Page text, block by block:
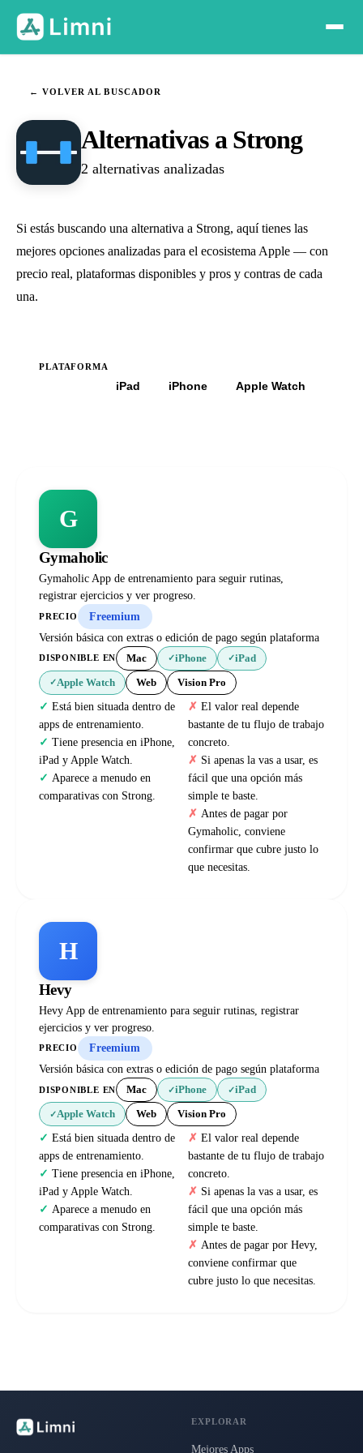
← VOLVER AL BUSCADOR
Alternativas a Strong
2 alternativas analizadas
Si estás buscando una alternativa a Strong, aquí tienes las
mejores opciones analizadas para el ecosistema Apple — con
precio real, plataformas disponibles y pros y contras de cada
una.
PLATAFORMA
iPad iPhone Apple Watch
G
Gymaholic
Gymaholic App de entrenamiento para seguir rutinas,
registrar ejercicios y ver progreso.
PRECIO
Freemium
Versión básica con extras o edición de pago según plataforma
DISPONIBLE EN Mac ✓iPhone ✓iPad
✓Apple Watch Web Vision Pro
Está bien situada dentro de
apps de entrenamiento.
Tiene presencia en iPhone,
iPad y Apple Watch.
Aparece a menudo en
comparativas con Strong.
El valor real depende
bastante de tu flujo de trabajo
concreto.
Si apenas la vas a usar, es
fácil que una opción más
simple te baste.
Antes de pagar por
Gymaholic, conviene
confirmar que cubre justo lo
que necesitas.
H
Hevy
Hevy App de entrenamiento para seguir rutinas, registrar
ejercicios y ver progreso.
PRECIO
Freemium
Versión básica con extras o edición de pago según plataforma
DISPONIBLE EN Mac ✓iPhone ✓iPad
✓Apple Watch Web Vision Pro
Está bien situada dentro de
apps de entrenamiento.
Tiene presencia en iPhone,
iPad y Apple Watch.
Aparece a menudo en
comparativas con Strong.
El valor real depende
bastante de tu flujo de trabajo
concreto.
Si apenas la vas a usar, es
fácil que una opción más
simple te baste.
Antes de pagar por Hevy,
conviene confirmar que
cubre justo lo que necesitas.
EXPLORAR
Mejores Apps